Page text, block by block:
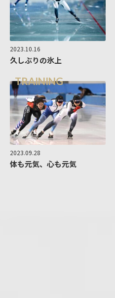
2023.10.16
久しぶりの氷上
TRAINING
2023.09.28
体も元気、心も元気